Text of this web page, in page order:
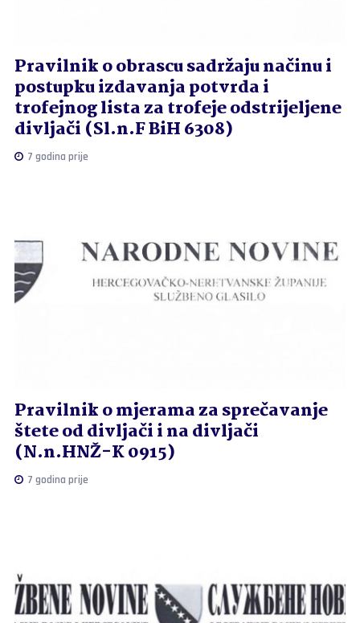
Pravilnik o obrascu sadržaju načinu i
postupku izdavanja potvrda i
trofejnog lista za trofeje odstrijeljene
divljači (Sl.n.F BiH 6308)
7 godina prije
Pravilnik o mjerama za sprečavanje
štete od divljači i na divljači
(N.n.HNŽ-K 0915)
7 godina prije